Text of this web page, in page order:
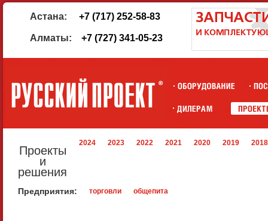
Астана: +7 (717) 252-58-83
Алматы: +7 (727) 341-05-23
Проекты
и
решения
2024 2023 2022 2021 2020 2019 2018
Предприятия: торговли общепита